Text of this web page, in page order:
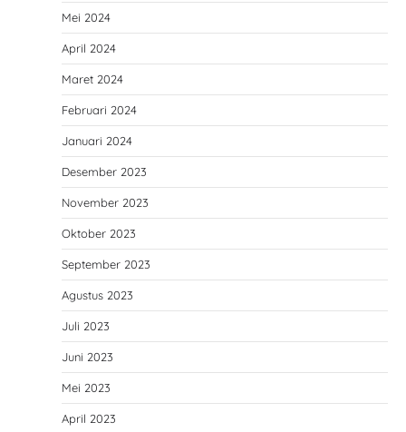
Mei 2024
April 2024
Maret 2024
Februari 2024
Januari 2024
Desember 2023
November 2023
Oktober 2023
September 2023
Agustus 2023
Juli 2023
Juni 2023
Mei 2023
April 2023